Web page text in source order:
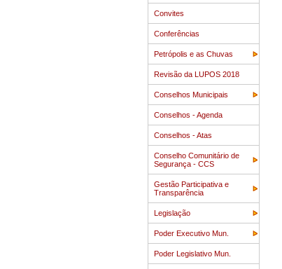
Convites
Conferências
Petrópolis e as Chuvas
Revisão da LUPOS 2018
Conselhos Municipais
Conselhos - Agenda
Conselhos - Atas
Conselho Comunitário de
Segurança - CCS
Gestão Participativa e
Transparência
Legislação
Poder Executivo Mun.
Poder Legislativo Mun.